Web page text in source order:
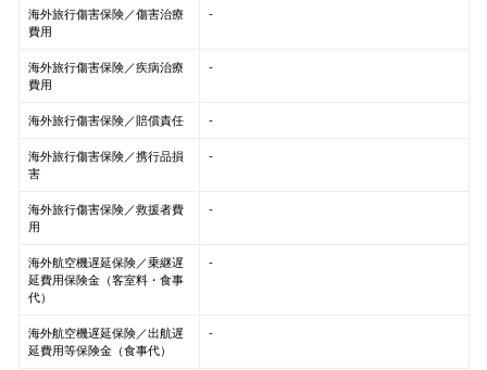
海外旅行傷害保険／傷害治療
費用
-
海外旅行傷害保険／疾病治療
費用
-
海外旅行傷害保険／賠償責任 -
海外旅行傷害保険／携行品損
害
-
海外旅行傷害保険／救援者費
用
-
海外航空機遅延保険／乗継遅
延費用保険金（客室料・食事
代）
-
海外航空機遅延保険／出航遅
延費用等保険金（食事代）
-